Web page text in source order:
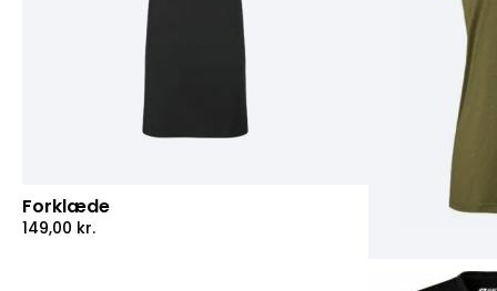
Forklæde
149,00 kr.